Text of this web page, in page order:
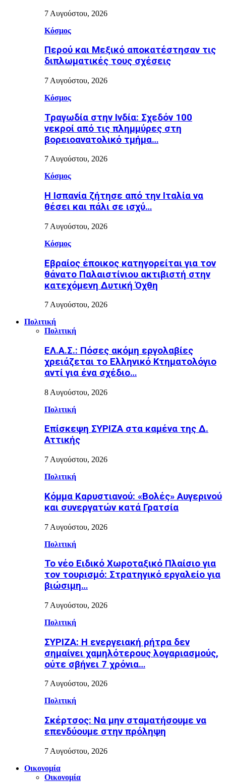
7 Αυγούστου, 2026
Κόσμος
Περού και Μεξικό αποκατέστησαν τις
διπλωματικές τους σχέσεις
7 Αυγούστου, 2026
Κόσμος
Τραγωδία στην Ινδία: Σχεδόν 100
νεκροί από τις πλημμύρες στη
βορειοανατολικό τμήμα…
7 Αυγούστου, 2026
Κόσμος
H Ισπανία ζήτησε από την Ιταλία να
θέσει και πάλι σε ισχύ…
7 Αυγούστου, 2026
Κόσμος
Εβραίος έποικος κατηγορείται για τον
θάνατο Παλαιστίνιου ακτιβιστή στην
κατεχόμενη Δυτική Όχθη
7 Αυγούστου, 2026
Πολιτική
Πολιτική
ΕΛ.Α.Σ.: Πόσες ακόμη εργολαβίες
χρειάζεται το Ελληνικό Κτηματολόγιο
αντί για ένα σχέδιο…
8 Αυγούστου, 2026
Πολιτική
Επίσκεψη ΣΥΡΙΖΑ στα καμένα της Δ.
Αττικής
7 Αυγούστου, 2026
Πολιτική
Κόμμα Καρυστιανού: «Βολές» Αυγερινού
και συνεργατών κατά Γρατσία
7 Αυγούστου, 2026
Πολιτική
Το νέο Ειδικό Χωροταξικό Πλαίσιο για
τον τουρισμό: Στρατηγικό εργαλείο για
βιώσιμη…
7 Αυγούστου, 2026
Πολιτική
ΣΥΡΙΖΑ: Η ενεργειακή ρήτρα δεν
σημαίνει χαμηλότερους λογαριασμούς,
ούτε σβήνει 7 χρόνια…
7 Αυγούστου, 2026
Πολιτική
Σκέρτσος: Να μην σταματήσουμε να
επενδύουμε στην πρόληψη
7 Αυγούστου, 2026
Οικονομία
Οικονομία